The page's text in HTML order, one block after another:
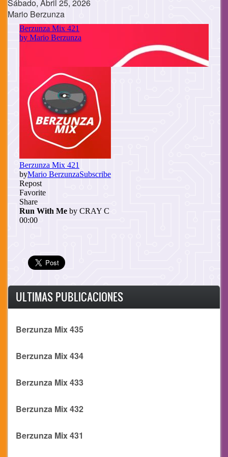
Sábado, Abril 25, 2026
Mario Berzunza
Cuerpo
ULTIMAS PUBLICACIONES
Berzunza Mix 435
Berzunza Mix 434
Berzunza Mix 433
Berzunza Mix 432
Berzunza Mix 431